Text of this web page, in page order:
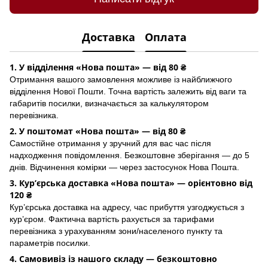
Доставка Оплата
1. У відділення «Нова пошта» — від 80 ₴
Отримання вашого замовлення можливе із найближчого
відділення Нової Пошти. Точна вартість залежить від ваги та
габаритів посилки, визначається за калькулятором
перевізника.
2. У поштомат «Нова пошта» — від 80 ₴
Самостійне отримання у зручний для вас час після
надходження повідомлення. Безкоштовне зберігання — до 5
днів. Відчинення комірки — через застосунок Hoва Пошта.
3. Кур’єрська доставка «Нова пошта» — орієнтовно від
120 ₴
Кур’єрська доставка на адресу, час прибуття узгоджується з
кур’єром. Фактична вартість рахується за тарифами
перевізника з урахуванням зони/населеного пункту та
параметрів посилки.
4. Самовивіз із нашого складу — безкоштовно